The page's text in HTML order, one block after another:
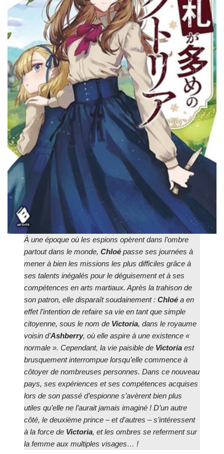
À une époque où les espions opèrent dans l’ombre
partout dans le monde,Chloé passe ses journées à
mener à bien les missions les plus difficiles grâce à
ses talents inégalés pour le déguisement et à ses
compétences en arts martiaux. Après la trahison de
son patron, elle disparaît soudainement :Chloé a en
effet l’intention de refaire sa vie en tant que simple
citoyenne, sous le nom de Victoria, dans le royaume
voisin d’Ashberry, où elle aspire à une existence «
normale ». Cependant, la vie paisible de Victoria est
brusquement interrompue lorsqu’elle commence à
côtoyer de nombreuses personnes. Dans ce nouveau
pays, ses expériences et ses compétences acquises
lors de son passé d’espionne s’avèrent bien plus
utiles qu’elle ne l’aurait jamais imaginé ! D’un autre
côté, le deuxième prince – et d’autres – s’intéressent
à la force de Victoria, et les ombres se referment sur
la femme aux multiples visages… !